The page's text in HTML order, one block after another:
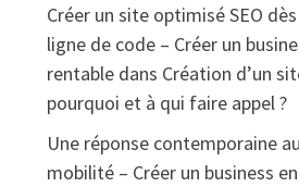
Créer un site optimisé SEO
ligne de code – Créer un
rentabledans Création d’un
pourquoi et à qui faire appel ?
Une réponse contemporaine
mobilité – Créer un business